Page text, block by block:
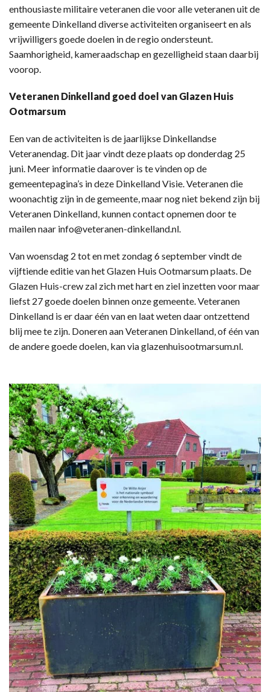
enthousiaste militaire veteranen die voor alle veteranen uit de
gemeente Dinkelland diverse activiteiten organiseert en als
vrijwilligers goede doelen in de regio ondersteunt.
Saamhorigheid, kameraadschap en gezelligheid staan daarbij
voorop.
Veteranen Dinkelland goed doel van Glazen Huis
Ootmarsum
Een van de activiteiten is de jaarlijkse Dinkellandse
Veteranendag. Dit jaar vindt deze plaats op donderdag 25
juni. Meer informatie daarover is te vinden op de
gemeentepagina’s in deze Dinkelland Visie. Veteranen die
woonachtig zijn in de gemeente, maar nog niet bekend zijn bij
Veteranen Dinkelland, kunnen contact opnemen door te
mailen naar info@veteranen-dinkelland.nl.
Van woensdag 2 tot en met zondag 6 september vindt de
vijftiende editie van het Glazen Huis Ootmarsum plaats. De
Glazen Huis-crew zal zich met hart en ziel inzetten voor maar
liefst 27 goede doelen binnen onze gemeente. Veteranen
Dinkelland is er daar één van en laat weten daar ontzettend
blij mee te zijn. Doneren aan Veteranen Dinkelland, of één van
de andere goede doelen, kan via glazenhuisootmarsum.nl.